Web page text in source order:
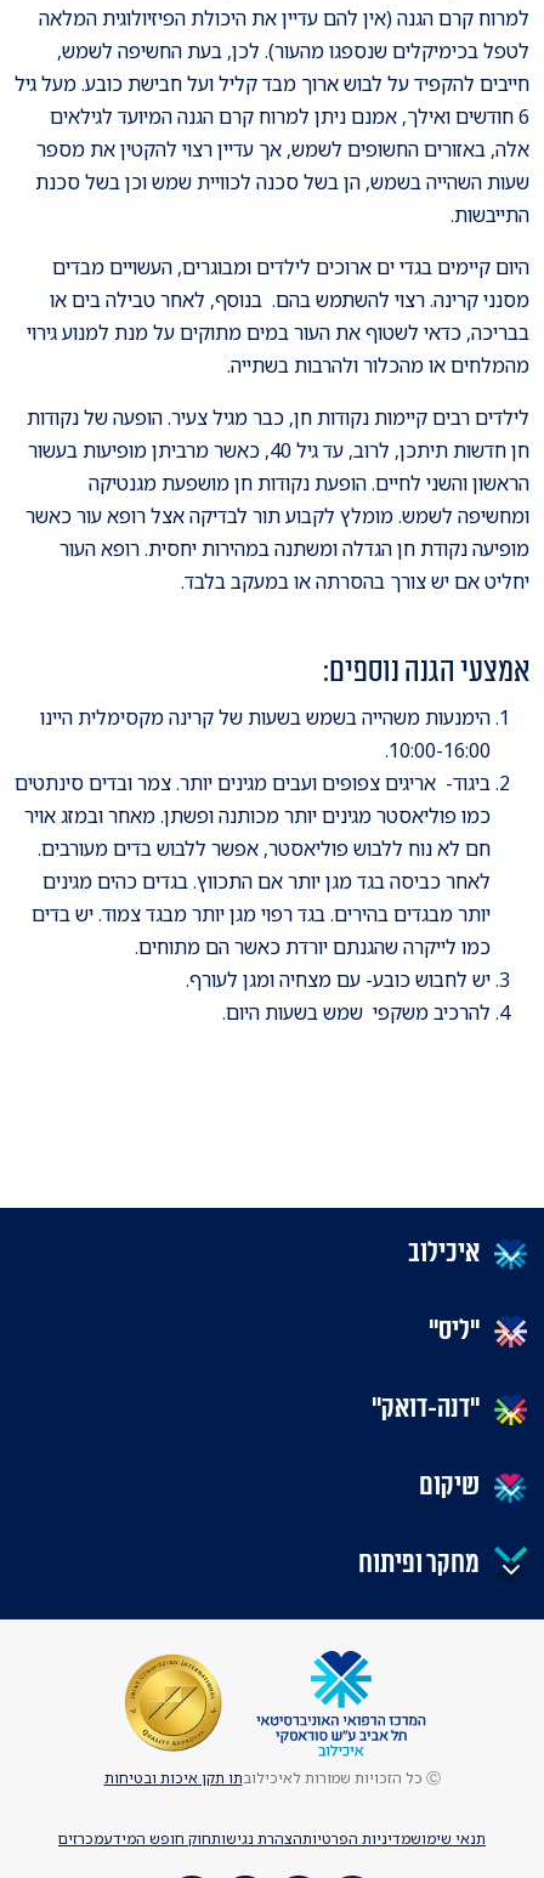
למרוח קרם הגנה (אין להם עדיין את היכולת הפיזיולוגית המלאה
לטפל בכימיקלים שנספגו מהעור). לכן, בעת החשיפה לשמש,
חייבים להקפיד על לבוש ארוך מבד קליל ועל חבישת כובע. מעל גיל
6 חודשים ואילך, אמנם ניתן למרוח קרם הגנה המיועד לגילאים
אלה, באזורים החשופים לשמש, אך עדיין רצוי להקטין את מספר
שעות השהייה בשמש, הן בשל סכנה לכוויית שמש וכן בשל סכנת
התייבשות.
היום קיימים בגדי ים ארוכים לילדים ומבוגרים, העשויים מבדים
מסנני קרינה. רצוי להשתמש בהם. בנוסף, לאחר טבילה בים או
בבריכה, כדאי לשטוף את העור במים מתוקים על מנת למנוע גירוי
מהמלחים או מהכלור ולהרבות בשתייה.
לילדים רבים קיימות נקודות חן, כבר מגיל צעיר. הופעה של נקודות
חן חדשות תיתכן, לרוב, עד גיל 40, כאשר מרביתן מופיעות בעשור
הראשון והשני לחיים. הופעת נקודות חן מושפעת מגנטיקה
ומחשיפה לשמש. מומלץ לקבוע תור לבדיקה אצל רופא עור כאשר
מופיעה נקודת חן הגדלה ומשתנה במהירות יחסית. רופא העור
יחליט אם יש צורך בהסרתה או במעקב בלבד.
אמצעי הגנה נוספים:
הימנעות משהייה בשמש בשעות של קרינה מקסימלית היינו
10:00-16:00.
ביגוד- אריגים צפופים ועבים מגינים יותר. צמר ובדים סינתטים
כמו פוליאסטר מגינים יותר מכותנה ופשתן. מאחר ובמזג אויר
חם לא נוח ללבוש פוליאסטר, אפשר ללבוש בדים מעורבים.
לאחר כביסה בגד מגן יותר אם התכווץ. בגדים כהים מגינים
יותר מבגדים בהירים. בגד רפוי מגן יותר מבגד צמוד. יש בדים
כמו לייקרה שהגנתם יורדת כאשר הם מתוחים.
יש לחבוש כובע- עם מצחיה ומגן לעורף.
להרכיב משקפי שמש בשעות היום.
איכילוב
"ליס"
"דנה-דואק"
שיקום
מחקר ופיתוח
תנאי שימושמדיניות הפרטיותהצהרת נגישותחוק חופש המידעמכרזים
Ⓒ כל הזכויות שמורות לאיכילוב תו תקן איכות ובטיחות